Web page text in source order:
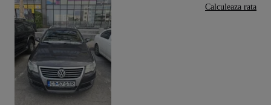
Calculeaza rata